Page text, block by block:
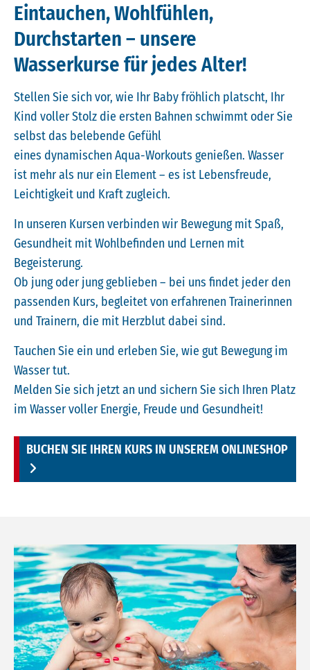
Eintauchen, Wohlfühlen,
Durchstarten – unsere
Wasserkurse für jedes Alter!
Stellen Sie sich vor, wie Ihr Baby fröhlich platscht, Ihr
Kind voller Stolz die ersten Bahnen schwimmt oder Sie
selbst das belebende Gefühl
eines dynamischen Aqua-Workouts genießen. Wasser
ist mehr als nur ein Element – es ist Lebensfreude,
Leichtigkeit und Kraft zugleich.
In unseren Kursen verbinden wir Bewegung mit Spaß,
Gesundheit mit Wohlbefinden und Lernen mit
Begeisterung.
Ob jung oder jung geblieben – bei uns findet jeder den
passenden Kurs, begleitet von erfahrenen Trainerinnen
und Trainern, die mit Herzblut dabei sind.
Tauchen Sie ein und erleben Sie, wie gut Bewegung im
Wasser tut.
Melden Sie sich jetzt an und sichern Sie sich Ihren Platz
im Wasser voller Energie, Freude und Gesundheit!
BUCHEN SIE IHREN KURS IN UNSEREM ONLINESHOP